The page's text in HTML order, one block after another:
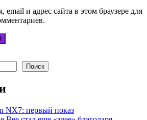
и адрес сайта в этом браузере для
Поиск
NX7: первый показ